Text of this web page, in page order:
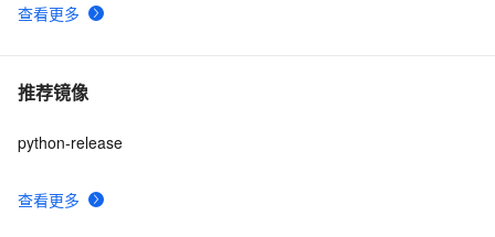
查看更多
推荐镜像
查看更多
python-release